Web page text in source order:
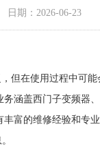
日期：2026-06-23
但在使用过程中可
涵盖西门子变频器
富的维修经验和专